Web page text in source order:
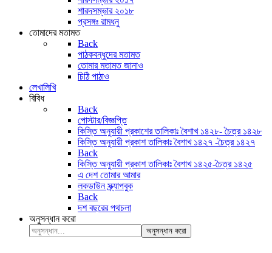
শারদসম্ভার ২০১৮
প্রসঙ্গঃ রামধনু
তোমাদের মতামত
Back
পাঠকবন্ধুদের মতামত
তোমার মতামত জানাও
চিঠি পাঠাও
লেখালিখি
বিবিধ
Back
পোস্টার/বিজ্ঞপ্তি
কিস্তি অনুযায়ী প্রকাশের তালিকাঃ বৈশাখ ১৪২৮- চৈত্র ১৪২৮
কিস্তি অনুযায়ী প্রকাশ তালিকাঃ বৈশাখ ১৪২৭ -চৈত্র ১৪২৭
Back
কিস্তি অনুযায়ী প্রকাশ তালিকাঃ বৈশাখ ১৪২৫-চৈত্র ১৪২৫
এ দেশ তোমার আমার
লকডাউন স্ক্র্যাপবুক
Back
দশ বছরের পথচলা
অনুসন্ধান করো
অনুসন্ধান করো